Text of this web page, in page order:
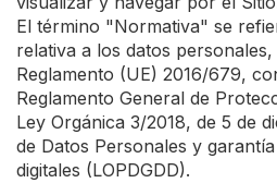
El término "Normativa" se
relativa a los datos
Reglamento (UE) 2016/679,
Reglamento General de
Ley Orgánica 3/2018, de 5 de
de Datos Personales y
digitales (LOPDGDD).